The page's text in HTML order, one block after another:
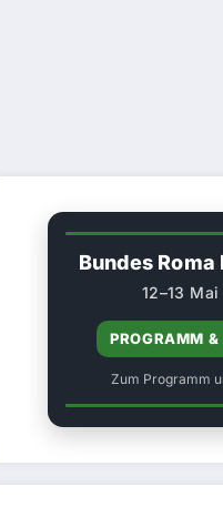
Bundes
12–13 Mai
PROGRAMM
Zum Programm